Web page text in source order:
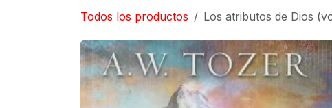
Todos los productos Los atributos de Dios